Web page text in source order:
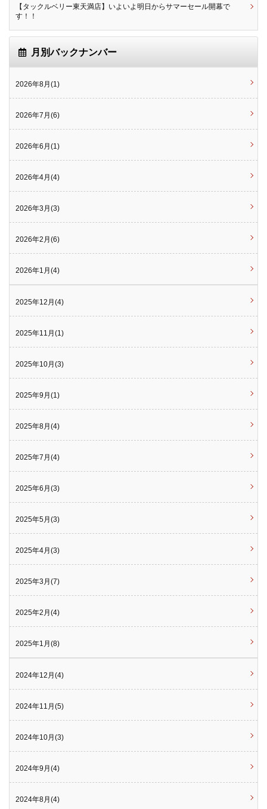
【タックルベリー東天満店】いよいよ明日からサマーセール開幕で
す！！
月別バックナンバー
2026年8月(1)
2026年7月(6)
2026年6月(1)
2026年4月(4)
2026年3月(3)
2026年2月(6)
2026年1月(4)
2025年12月(4)
2025年11月(1)
2025年10月(3)
2025年9月(1)
2025年8月(4)
2025年7月(4)
2025年6月(3)
2025年5月(3)
2025年4月(3)
2025年3月(7)
2025年2月(4)
2025年1月(8)
2024年12月(4)
2024年11月(5)
2024年10月(3)
2024年9月(4)
2024年8月(4)